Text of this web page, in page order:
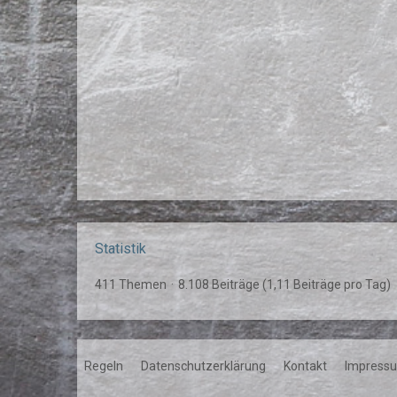
Statistik
411 Themen 8.108 Beiträge (1,11 Beiträge pro Tag)
Regeln Datenschutzerklärung Kontakt